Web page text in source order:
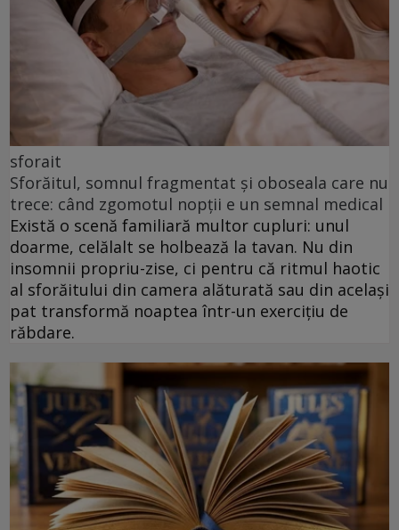
sforait
Sforăitul, somnul fragmentat și oboseala care nu
trece: când zgomotul nopții e un semnal medical
Există o scenă familiară multor cupluri: unul
doarme, celălalt se holbează la tavan. Nu din
insomnii propriu-zise, ci pentru că ritmul haotic
al sforăitului din camera alăturată sau din același
pat transformă noaptea într-un exercițiu de
răbdare.